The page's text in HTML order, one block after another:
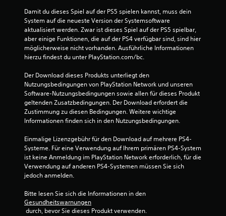
n
g
e
Damit du dieses Spiel auf der PS5 spielen kannst, muss dein
System auf die neueste Version der Systemsoftware
aktualisiert werden. Zwar ist dieses Spiel auf der PS5 spielbar,
aber einige Funktionen, die auf der PS4 verfügbar sind, sind hier
möglicherweise nicht vorhanden. Ausführliche Informationen
hierzu findest du unter PlayStation.com/bc.
Der Download dieses Produkts unterliegt den
Nutzungsbedingungen von PlayStation Network und unseren
Software-Nutzungsbedingungen sowie allen für dieses Produkt
geltenden Zusatzbedingungen. Der Download erfordert die
Zustimmung zu diesen Bedingungen. Weitere wichtige
Informationen finden sich in den Nutzungsbedingungen.
Einmalige Lizenzgebühr für den Download auf mehrere PS4-
Systeme. Für eine Verwendung auf Ihrem primären PS4-System
ist keine Anmeldung im PlayStation Network erforderlich, für die
Verwendung auf anderen PS4-Systemen müssen Sie sich
jedoch anmelden.
Bitte lesen Sie sich die Informationen in den
Gesundheitswarnungen
durch, bevor Sie dieses Produkt verwenden.